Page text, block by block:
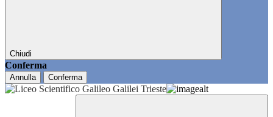
Chiudi
Conferma
Annulla Conferma